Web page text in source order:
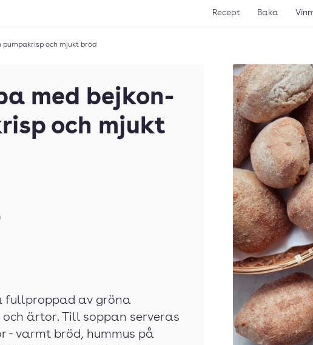
Recept Baka
pumpakrisp och mjukt bröd
med bejkon-
och mjukt
fullproppad av gröna
ärtor. Till soppan serveras
- varmt bröd, hummus på